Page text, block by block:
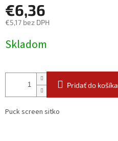
€6,36
€5,17 bez DPH
cena:
Skladom
Pridať do košíka
Puck screen sitko